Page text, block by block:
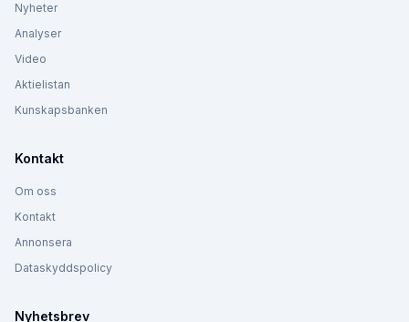
Nyheter
Analyser
Video
Aktielistan
Kunskapsbanken
Kontakt
Om oss
Kontakt
Annonsera
Dataskyddspolicy
Nyhetsbrev